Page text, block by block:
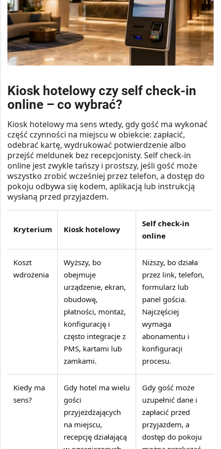
Kiosk hotelowy czy self check-in
online – co wybrać?
Kiosk hotelowy ma sens wtedy, gdy gość ma wykonać
część czynności na miejscu w obiekcie: zapłacić,
odebrać kartę, wydrukować potwierdzenie albo
przejść meldunek bez recepcjonisty. Self check-in
online jest zwykle tańszy i prostszy, jeśli gość może
wszystko zrobić wcześniej przez telefon, a dostęp do
pokoju odbywa się kodem, aplikacją lub instrukcją
wysłaną przed przyjazdem.
Kryterium Kiosk hotelowy
Self check-in
online
Koszt
wdrożenia
Wyższy, bo
obejmuje
urządzenie, ekran,
obudowę,
płatności, montaż,
konfigurację i
często integracje z
PMS, kartami lub
zamkami.
Niższy, bo działa
przez link, telefon,
formularz lub
panel gościa.
Najczęściej
wymaga
abonamentu i
konfiguracji
procesu.
Kiedy ma
sens?
Gdy hotel ma wielu
gości
przyjeżdżających
na miejscu,
recepcję działającą
Gdy gość może
uzupełnić dane i
zapłacić przed
przyjazdem, a
dostęp do pokoju